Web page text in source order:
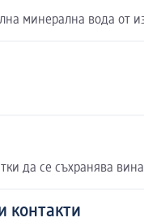
минерална вода от
да се съхранява
контакти